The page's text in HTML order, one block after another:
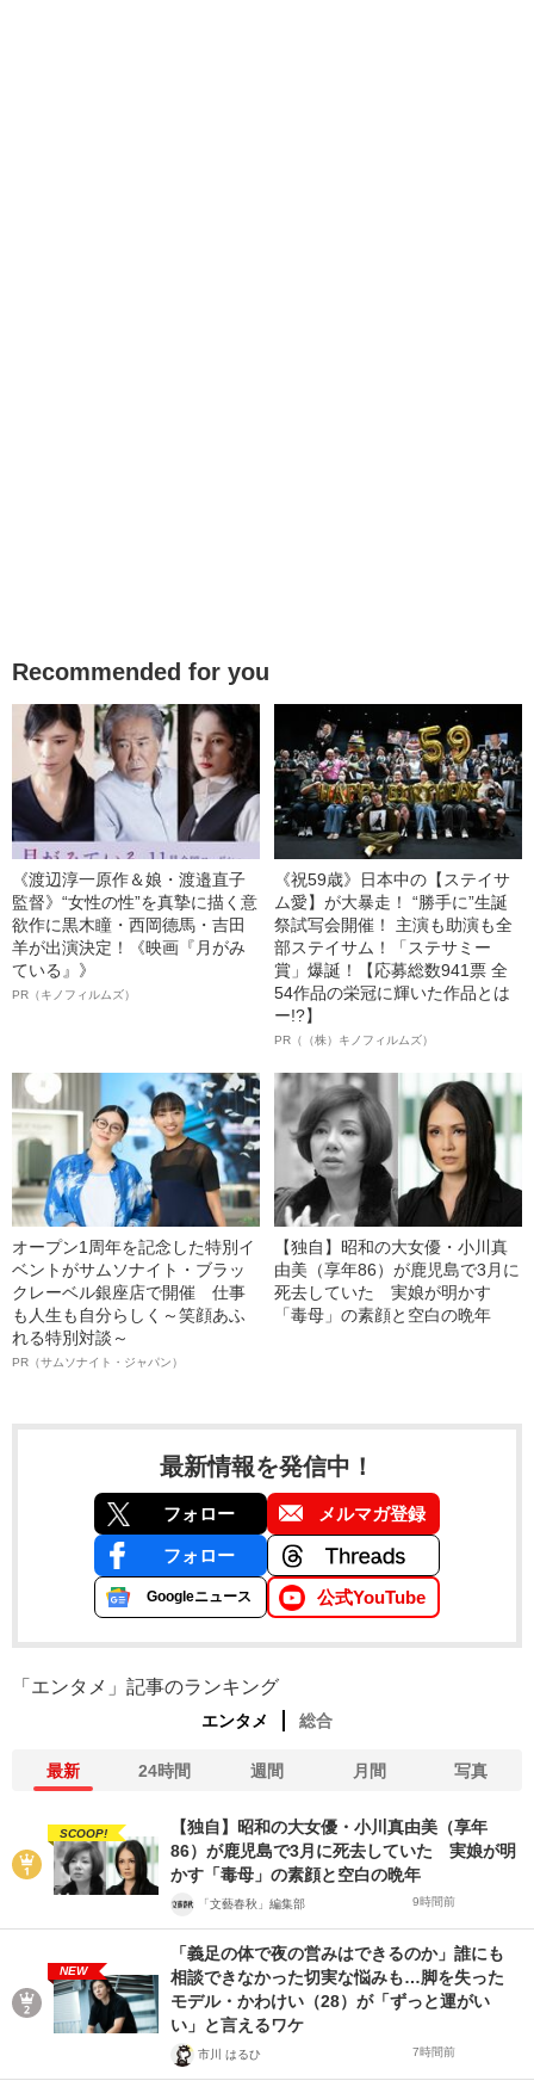
Recommended for you
《渡辺淳一原作＆娘・渡邉直子
監督》“女性の性”を真摯に描く意
欲作に黒木瞳・西岡德馬・吉田
羊が出演決定！《映画『月がみ
ている』》
PR（キノフィルムズ）
《祝59歳》日本中の【ステイサ
ム愛】が大暴走！ “勝手に”生誕
祭試写会開催！ 主演も助演も全
部ステイサム！「ステサミー
賞」爆誕！【応募総数941票 全
54作品の栄冠に輝いた作品とは
ー!?】
PR（（株）キノフィルムズ）
オープン1周年を記念した特別イ
ベントがサムソナイト・ブラッ
クレーベル銀座店で開催 仕事
も人生も自分らしく～笑顔あふ
れる特別対談～
PR（サムソナイト・ジャパン）
【独自】昭和の大女優・小川真
由美（享年86）が鹿児島で3月に
死去していた 実娘が明かす
「毒母」の素顔と空白の晩年
最新情報を発信中！
フォロー メルマガ登録
フォロー
Googleニュース 公式YouTube
「エンタメ」記事のランキング
エンタメ 総合
最新 24時間 週間 月間 写真
SCOOP!
【独自】昭和の大女優・小川真由美（享年
86）が鹿児島で3月に死去していた 実娘が明
かす「毒母」の素顔と空白の晩年
「文藝春秋」編集部 9時間前
NEW
「義足の体で夜の営みはできるのか」誰にも
相談できなかった切実な悩みも…脚を失った
モデル・かわけい（28）が「ずっと運がい
い」と言えるワケ
市川 はるひ 7時間前